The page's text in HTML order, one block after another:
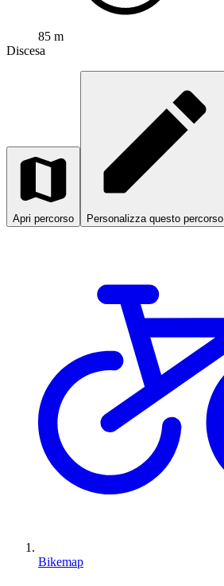
85 m
Discesa
Apri percorso Personalizza questo percorso
Bikemap